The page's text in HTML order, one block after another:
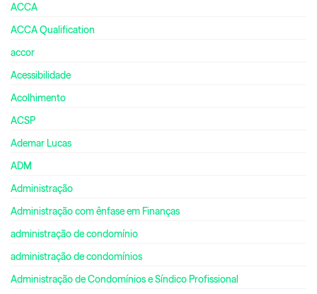
ACCA
ACCA Qualification
accor
Acessibilidade
Acolhimento
ACSP
Ademar Lucas
ADM
Administração
Administração com ênfase em Finanças
administração de condomínio
administração de condomínios
Administração de Condomínios e Síndico Profissional